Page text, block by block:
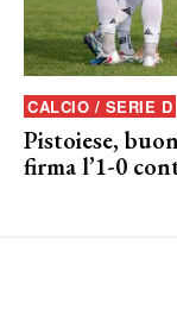
CALCIO / SERIE D
Pistoiese,
firma l’1-0